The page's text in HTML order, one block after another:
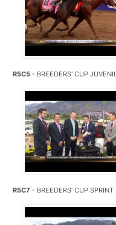
R5C5 - BREEDERS' CUP
R5C7 - BREEDERS' CUP SPRINT